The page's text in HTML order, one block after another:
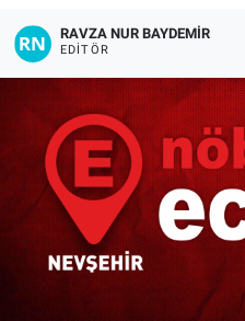
RAVZA NUR BAYDEMIR
EDITÖR
Kültür - Sanat
Yaşam
VEFATLAR